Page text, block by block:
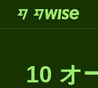
10 オ